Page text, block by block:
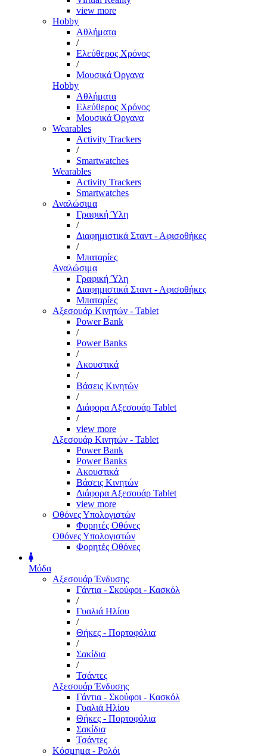
view more
Hobby
Αθλήματα
/
Ελεύθερος Χρόνος
/
Μουσικά Όργανα
Hobby
Αθλήματα
Ελεύθερος Χρόνος
Μουσικά Όργανα
Wearables
Activity Trackers
/
Smartwatches
Wearables
Activity Trackers
Smartwatches
Αναλώσιμα
Γραφική Ύλη
/
Διαφημιστικά Σταντ - Αφισοθήκες
/
Μπαταρίες
Αναλώσιμα
Γραφική Ύλη
Διαφημιστικά Σταντ - Αφισοθήκες
Μπαταρίες
Αξεσουάρ Κινητών - Tablet
Power Bank
/
Power Banks
/
Ακουστικά
/
Βάσεις Κινητών
/
Διάφορα Αξεσουάρ Tablet
/
view more
Αξεσουάρ Κινητών - Tablet
Power Bank
Power Banks
Ακουστικά
Βάσεις Κινητών
Διάφορα Αξεσουάρ Tablet
view more
Οθόνες Υπολογιστών
Φορητές Οθόνες
Οθόνες Υπολογιστών
Φορητές Οθόνες
Μόδα
Αξεσουάρ Ένδυσης
Γάντια - Σκούφοι - Κασκόλ
/
Γυαλιά Ηλίου
/
Θήκες - Πορτοφόλια
/
Σακίδια
/
Τσάντες
Αξεσουάρ Ένδυσης
Γάντια - Σκούφοι - Κασκόλ
Γυαλιά Ηλίου
Θήκες - Πορτοφόλια
Σακίδια
Τσάντες
Κόσμημα - Ρολόι